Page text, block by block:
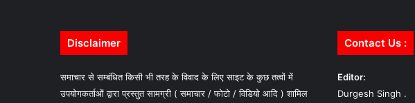
Disclaimer
समाचार से सम्बंधित किसी भी तरह के विवाद के लिए साइट के कुछ तत्वों में
उपयोगकर्ताओं द्वारा प्रस्तुत सामग्री ( समाचार / फोटो / विडियो आदि ) शामिल
Contact Us :
Editor:
Durgesh Singh .